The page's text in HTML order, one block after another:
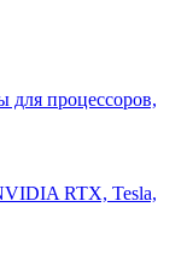
процессоров,
RTX, Tesla,